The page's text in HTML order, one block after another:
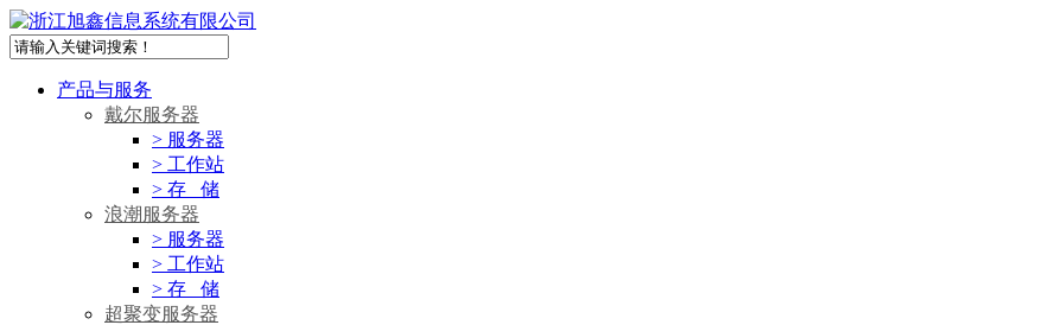
产品与服务
戴尔服务器
> 服务器
> 工作站
> 存 储
浪潮服务器
> 服务器
> 工作站
> 存 储
超聚变服务器